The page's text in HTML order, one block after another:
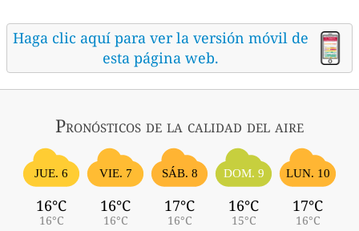
Haga clic aquí para ver la versión móvil de
esta página web.
Pronósticos de la calidad del aire
JUE. 6
16°C
16°C
VIE. 7
16°C
16°C
SÁB. 8
17°C
16°C
DOM. 9
16°C
15°C
LUN. 10
17°C
16°C